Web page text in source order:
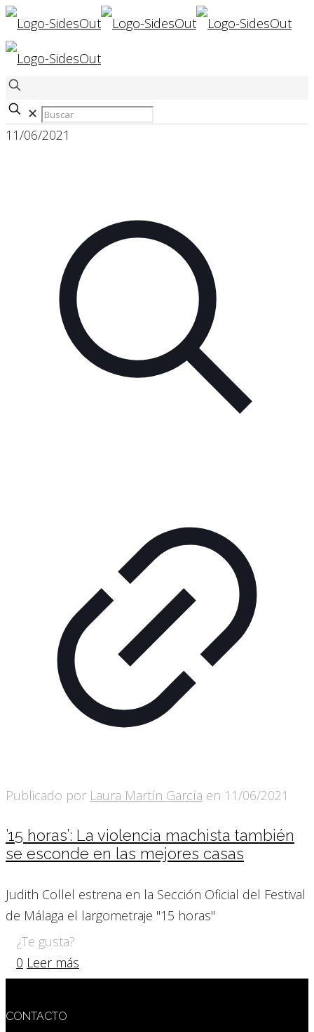
✕
11/06/2021
Publicado por Laura Martín García en 11/06/2021
’15 horas’: La violencia machista también
se esconde en las mejores casas
Judith Collel estrena en la Sección Oficial del Festival
de Málaga el largometraje "15 horas"
¿Te gusta?
0 Leer más
CONTACTO